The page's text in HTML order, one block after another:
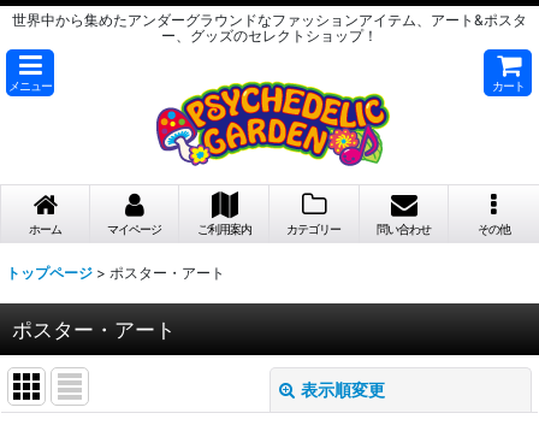
世界中から集めたアンダーグラウンドなファッションアイテム、アート&ポスタ
ー、グッズのセレクトショップ！
メニュー カート
ホーム マイページ ご利用案内 カテゴリー 問い合わせ その他
トップページ > ポスター・アート
ポスター・アート
表示順変更